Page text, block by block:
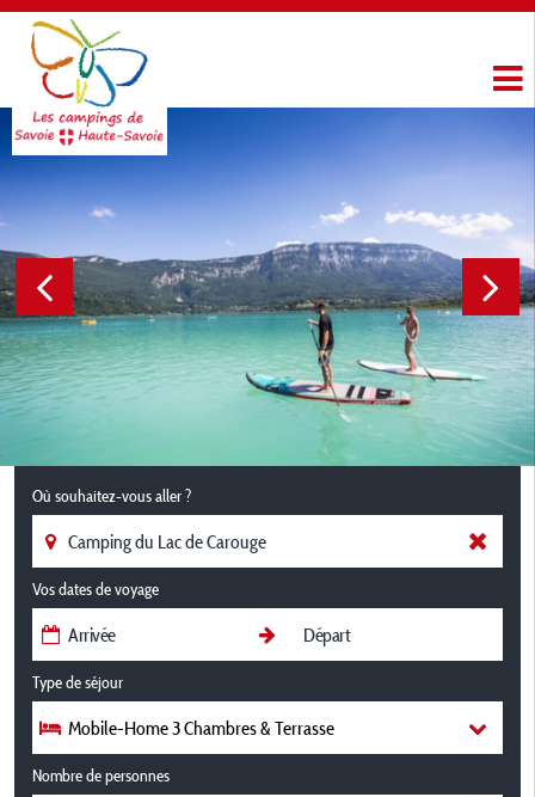
Où souhaitez-vous aller ?
Vos dates de voyage
Type de séjour
Mobile-Home 3 Chambres & Terrasse
Nombre de personnes